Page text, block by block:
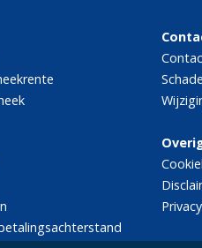
Privacy